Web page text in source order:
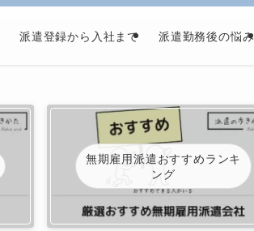
派遣登録から入社まで 派遣勤務後の悩み
無期雇用派遣おすすめランキ
ング